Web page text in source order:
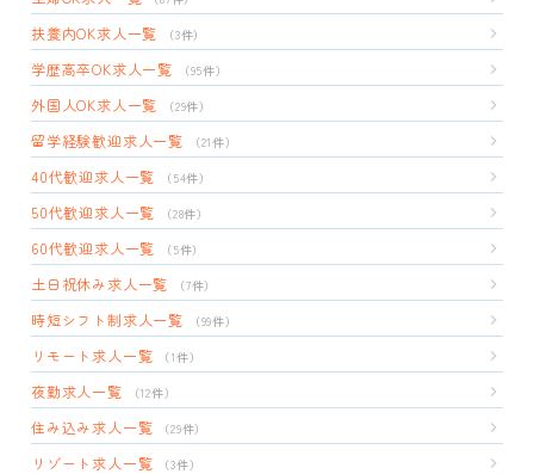
扶養内OK求人一覧 （3件）
学歴高卒OK求人一覧 （95件）
外国人OK求人一覧 （29件）
留学経験歓迎求人一覧 （21件）
40代歓迎求人一覧 （54件）
50代歓迎求人一覧 （28件）
60代歓迎求人一覧 （5件）
土日祝休み求人一覧 （7件）
時短シフト制求人一覧 （99件）
リモート求人一覧 （1件）
夜勤求人一覧 （12件）
住み込み求人一覧 （29件）
リゾート求人一覧 （3件）